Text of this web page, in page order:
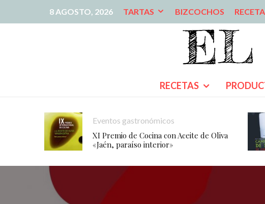
8 AGOSTO, 2026 TARTAS BIZCOCHOS
RECETAS
Eventos gastronómicos
XI Premio de Cocina con Aceite de Oliva
«Jaén, paraíso interior»